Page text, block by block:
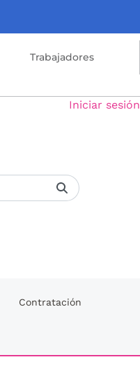
Trabajadores
Iniciar sesión
Contratación